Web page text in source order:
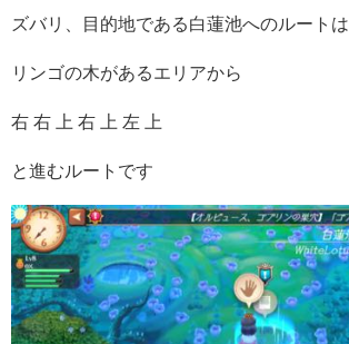
ズバリ、目的地である白蓮池へのルートは
リンゴの木があるエリアから
右 右 上 右 上 左 上
と進むルートです